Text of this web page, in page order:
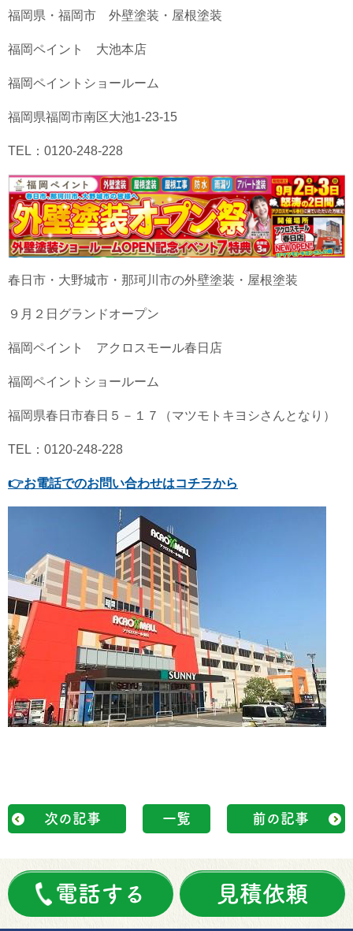
福岡県・福岡市 外壁塗装・屋根塗装
福岡ペイント 大池本店
福岡ペイントショールーム
福岡県福岡市南区大池1-23-15
TEL：0120-248-228
春日市・大野城市・那珂川市の外壁塗装・屋根塗装
９月２日グランドオープン
福岡ペイント アクロスモール春日店
福岡ペイントショールーム
福岡県春日市春日５－１７（マツモトキヨシさんとなり）
TEL：0120-248-228
👉お電話でのお問い合わせはコチラから
次の記事 一覧 前の記事
電話する 見積依頼